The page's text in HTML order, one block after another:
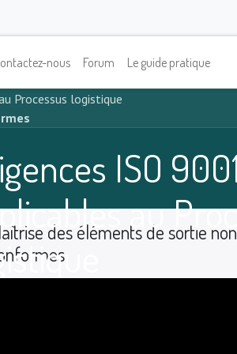
nous Forum Le guide pratique
Processus logistique
ISO
au
des éléments de sortie non